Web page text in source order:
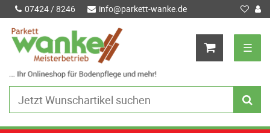
07424 / 8246 info@parkett-wanke.de
☰